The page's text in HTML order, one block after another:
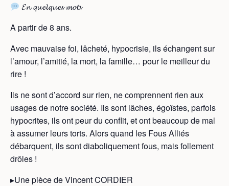
𝓔𝓷 𝓺𝓾𝓮𝓵𝓺𝓾𝓮𝓼 𝓶𝓸𝓽𝓼
A partir de 8 ans.
Avec mauvaise foi, lâcheté, hypocrisie, ils échangent sur
l’amour, l’amitié, la mort, la famille… pour le meilleur du
rire !
Ils ne sont d’accord sur rien, ne comprennent rien aux
usages de notre société. Ils sont lâches, égoïstes, parfois
hypocrites, ils ont peur du conflit, et ont beaucoup de mal
à assumer leurs torts. Alors quand les Fous Alliés
débarquent, ils sont diaboliquement fous, mais follement
drôles !
▸Une pièce de Vincent CORDIER